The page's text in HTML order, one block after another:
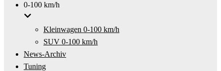
0-100 km/h
Kleinwagen 0-100 km/h
SUV 0-100 km/h
News-Archiv
Tuning